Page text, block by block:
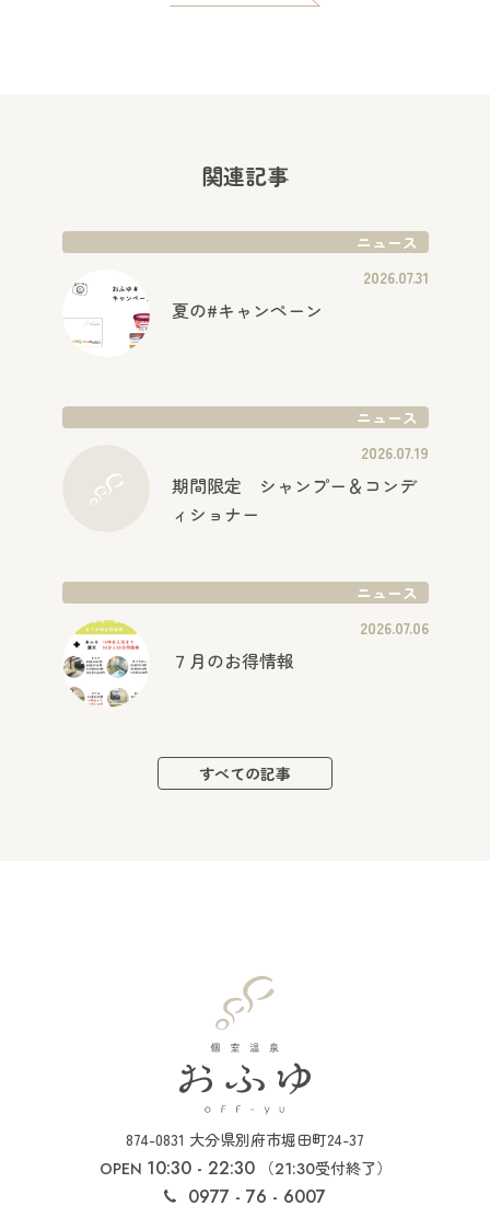
関連記事
ニュース
2026.07.31
夏の#キャンペーン
ニュース
2026.07.19
期間限定 シャンプー＆コンデ
ィショナー
ニュース
2026.07.06
７月のお得情報
すべての記事
874-0831 大分県別府市堀田町24-37
OPEN 10:30 - 22:30 （21:30受付終了）
0977 - 76 - 6007